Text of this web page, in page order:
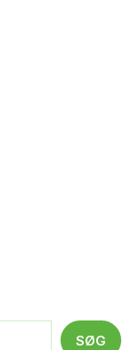
SØG